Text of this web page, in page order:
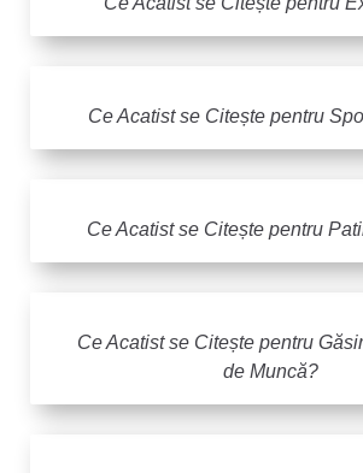
Ce Acatist se Citește pentru
Ce Acatist se Citește pentru
Ce Acatist se Citește pentru
de Muncă?